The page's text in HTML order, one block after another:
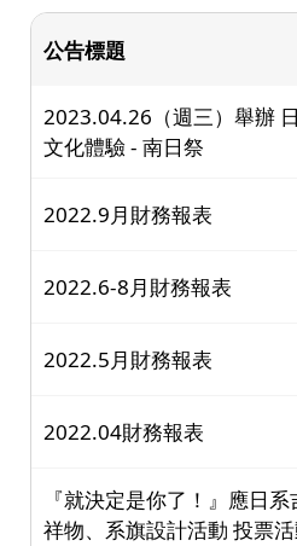
公告標題
2023.04.26（週三）舉辦
文化體驗 - 南日祭
2022.9月財務報表
2022.6-8月財務報表
2022.5月財務報表
2022.04財務報表
『就決定是你了！』應日系
祥物、系旗設計活動 投票